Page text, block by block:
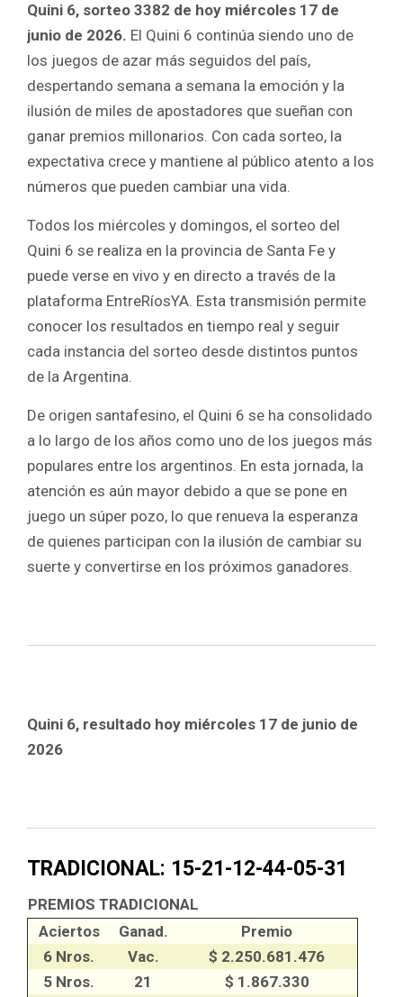
ce
b
o
o
k
tt
er
at
s
A
p
p
ar
e
Quini 6, sorteo 3382 de hoy miércoles 17 de
junio de 2026. El Quini 6 continúa siendo uno de
los juegos de azar más seguidos del país,
despertando semana a semana la emoción y la
ilusión de miles de apostadores que sueñan con
ganar premios millonarios. Con cada sorteo, la
expectativa crece y mantiene al público atento a los
números que pueden cambiar una vida.
Todos los miércoles y domingos, el sorteo del
Quini 6 se realiza en la provincia de Santa Fe y
puede verse en vivo y en directo a través de la
plataforma EntreRíosYA. Esta transmisión permite
conocer los resultados en tiempo real y seguir
cada instancia del sorteo desde distintos puntos
de la Argentina.
De origen santafesino, el Quini 6 se ha consolidado
a lo largo de los años como uno de los juegos más
populares entre los argentinos. En esta jornada, la
atención es aún mayor debido a que se pone en
juego un súper pozo, lo que renueva la esperanza
de quienes participan con la ilusión de cambiar su
suerte y convertirse en los próximos ganadores.
Quini 6, resultado hoy miércoles 17 de junio de
2026
TRADICIONAL: 15-21-12-44-05-31
PREMIOS TRADICIONAL
Aciertos
Ganad.
Premio
6 Nros.
Vac.
$ 2.250.681.476
5 Nros.
21
$ 1.867.330